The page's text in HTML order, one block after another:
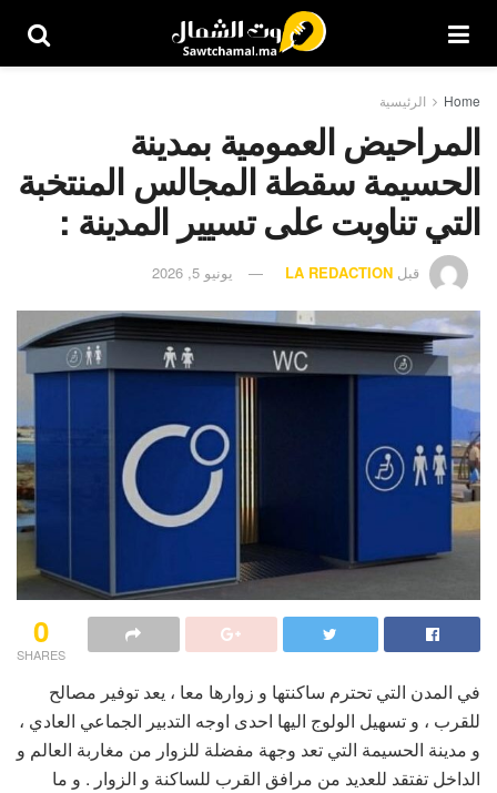
Home الرئيسية
المراحيض العمومية بمدينة
الحسيمة سقطة المجالس المنتخبة
التي تناوبت على تسيير المدينة :
قبل LA REDACTION يونيو 5, 2026
0
SHARES
في المدن التي تحترم ساكنتها و زوارها معا ، يعد توفير مصالح
للقرب ، و تسهيل الولوج اليها احدى اوجه التدبير الجماعي العادي ،
و مدينة الحسيمة التي تعد وجهة مفضلة للزوار من مغاربة العالم و
الداخل تفتقد للعديد من مرافق القرب للساكنة و الزوار . و ما